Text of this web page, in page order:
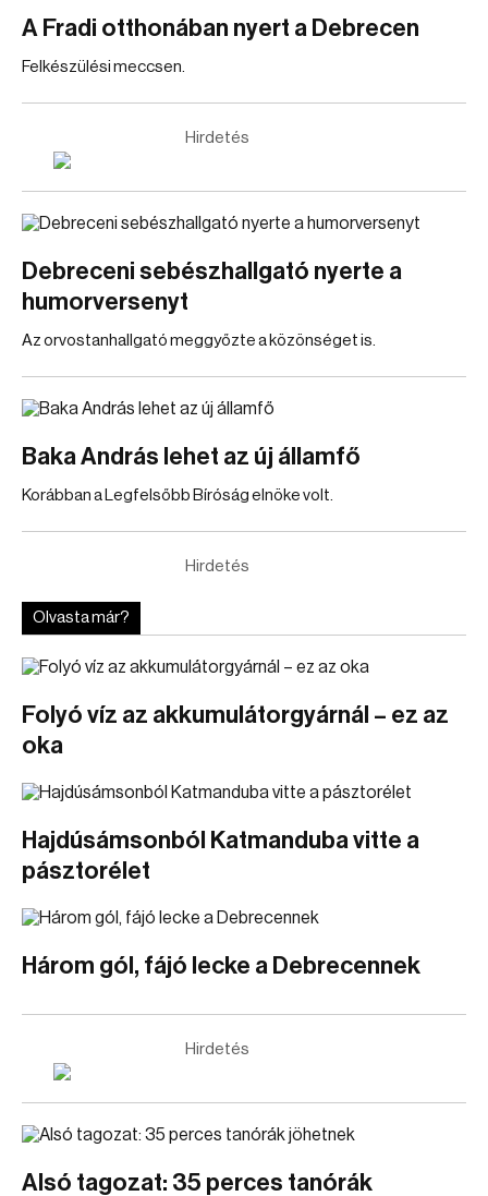
A Fradi otthonában nyert a Debrecen
Felkészülési meccsen.
Hirdetés
Debreceni sebészhallgató nyerte a
humorversenyt
Az orvostanhallgató meggyőzte a közönséget is.
Baka András lehet az új államfő
Korábban a Legfelsőbb Bíróság elnöke volt.
Hirdetés
Olvasta már?
Folyó víz az akkumulátorgyárnál – ez az
oka
Hajdúsámsonból Katmanduba vitte a
pásztorélet
Három gól, fájó lecke a Debrecennek
Hirdetés
Alsó tagozat: 35 perces tanórák